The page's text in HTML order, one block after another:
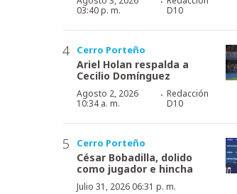
03:40 p. m.
D10
Cerro Porteño
Ariel Holan respalda a
Cecilio Domínguez
Agosto 2, 2026
10:34 a. m.
· Redacción
D10
Cerro Porteño
César Bobadilla, dolido
como jugador e hincha
Julio 31, 2026 06:31 p. m.